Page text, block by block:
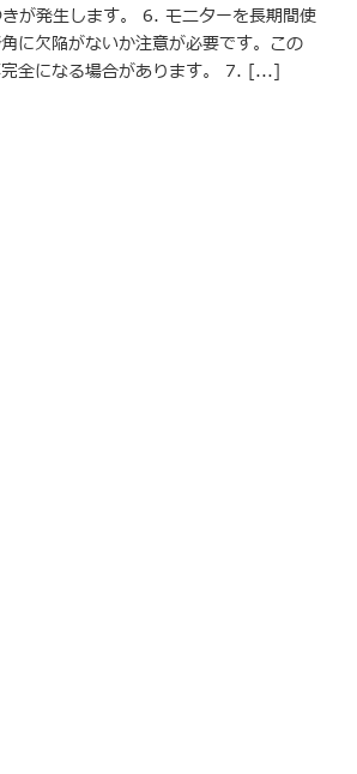
が発生します。 6. モニターを長期間使
に欠陥がないか注意が必要です。この
全になる場合があります。 7. [...]